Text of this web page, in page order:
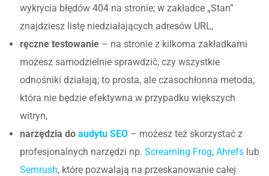
wykrycia błędów 404 na stronie; w zakładce „Stan”
znajdziesz listę niedziałających adresów URL,
ręczne testowanie – na stronie z kilkoma zakładkami
możesz samodzielnie sprawdzić, czy wszystkie
odnośniki działają; to prosta, ale czasochłonna metoda,
która nie będzie efektywna w przypadku większych
witryn,
narzędzia do audytu SEO – możesz też skorzystać z
profesjonalnych narzędzi np. Screaming Frog, Ahrefs lub
Semrush, które pozwalają na przeskanowanie całej